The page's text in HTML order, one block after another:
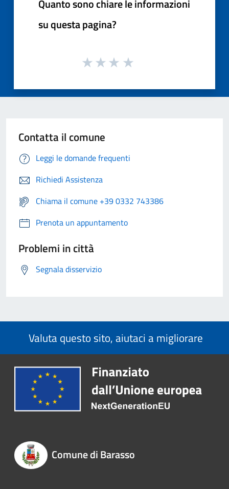
Quanto sono chiare le informazioni
su questa pagina?
Contatta il comune
Leggi le domande frequenti
Richiedi Assistenza
Chiama il comune +39 0332 743386
Prenota un appuntamento
Problemi in città
Segnala disservizio
Valuta questo sito, aiutaci a migliorare
Comune di Barasso